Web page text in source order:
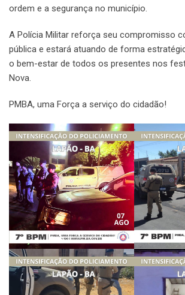
ordem e a segurança no município.
A Polícia Militar reforça seu compromisso
pública e estará atuando de forma
o bem-estar de todos os presentes nos
Nova.
PMBA, uma Força a serviço do cidadão!